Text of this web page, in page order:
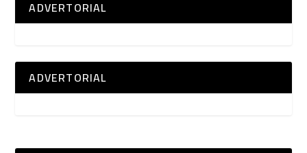
ADVERTORIAL
ADVERTORIAL